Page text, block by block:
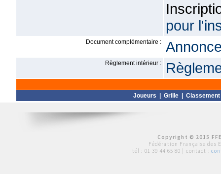
pour
Document complémentaire :
Règlement intérieur :
Joueurs Grille Classement
Copyright © 2015
Fédération Française des
tél : 01 39 44 65 80 | contact :